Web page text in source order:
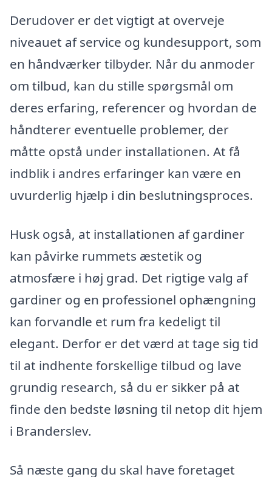
Derudover er det vigtigt at overveje
niveauet af service og kundesupport, som
en håndværker tilbyder. Når du anmoder
om tilbud, kan du stille spørgsmål om
deres erfaring, referencer og hvordan de
håndterer eventuelle problemer, der
måtte opstå under installationen. At få
indblik i andres erfaringer kan være en
uvurderlig hjælp i din beslutningsproces.
Husk også, at installationen af gardiner
kan påvirke rummets æstetik og
atmosfære i høj grad. Det rigtige valg af
gardiner og en professionel ophængning
kan forvandle et rum fra kedeligt til
elegant. Derfor er det værd at tage sig tid
til at indhente forskellige tilbud og lave
grundig research, så du er sikker på at
finde den bedste løsning til netop dit hjem
i Branderslev.
Så næste gang du skal have foretaget